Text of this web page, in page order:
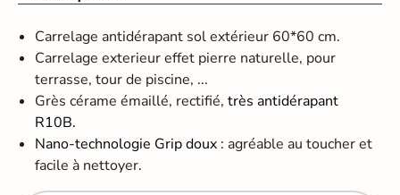
Carrelage antidérapant sol extérieur 60*60 cm.
Carrelage exterieur effet pierre naturelle, pour
terrasse, tour de piscine, ...
Grès cérame émaillé, rectifié,très antidérapant
R10B.
Nano-technologie Grip doux : agréable au toucher et
facile à nettoyer.